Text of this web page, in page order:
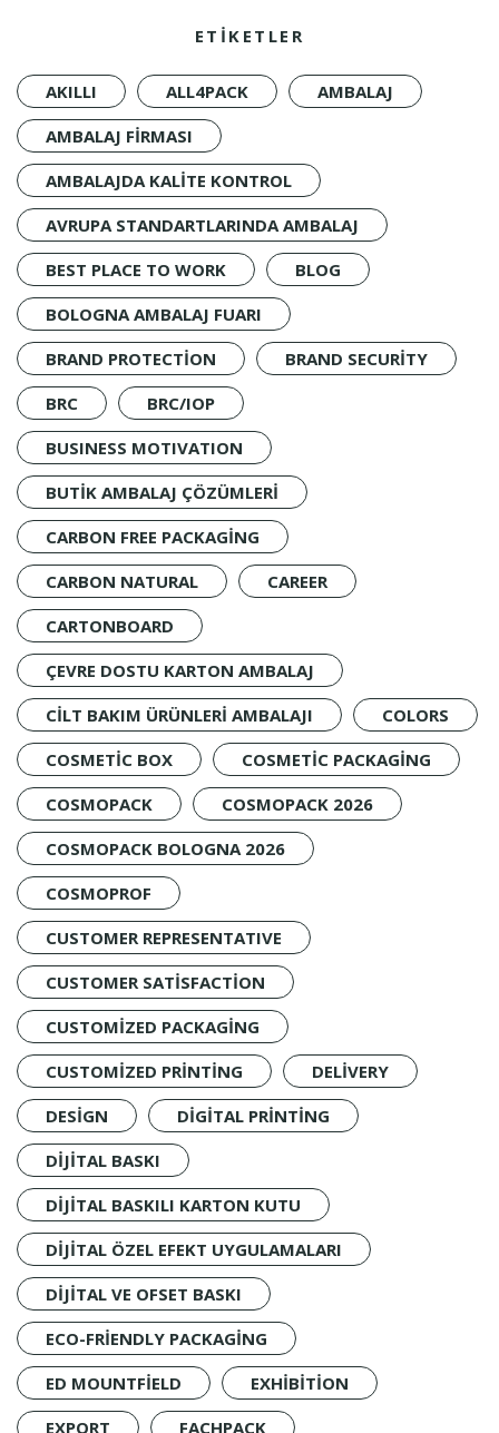
ETİKETLER
AKILLI ALL4PACK
AMBALAJ
AMBALAJ FIRMASI
AMBALAJDA KALITE KONTROL
AVRUPA STANDARTLARINDA AMBALAJ
BEST PLACE TO WORK
BLOG
BOLOGNA AMBALAJ FUARI
BRAND PROTECTION
BRAND SECURITY
BRC
BRC/IOP
BUSINESS MOTIVATION
BUTIK AMBALAJ ÇÖZÜMLERI
CARBON FREE PACKAGING
CARBON NATURAL
CAREER
CARTONBOARD
ÇEVRE DOSTU KARTON AMBALAJ
CILT BAKIM ÜRÜNLERI AMBALAJI
COLORS
COSMETIC BOX
COSMETIC PACKAGING
COSMOPACK
COSMOPACK 2026
COSMOPACK BOLOGNA 2026
COSMOPROF
CUSTOMER REPRESENTATIVE
CUSTOMER SATISFACTION
CUSTOMIZED PACKAGING
CUSTOMIZED PRINTING
DELIVERY
DESIGN
DIGITAL PRINTING
DIJITAL BASKI
DIJITAL BASKILI KARTON KUTU
DIJITAL ÖZEL EFEKT UYGULAMALARI
DIJITAL VE OFSET BASKI
ECO-FRIENDLY PACKAGING
ED MOUNTFIELD
EXHIBITION
EXPORT
FACHPACK